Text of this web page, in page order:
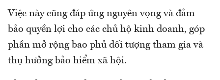
Việc này cũng đáp ứng nguyên vọng và đảm
bảo quyền lợi cho các chủ hộ kinh doanh, góp
phần mở rộng bao phủ đối tượng tham gia và
thụ hưởng bảo hiểm xã hội.